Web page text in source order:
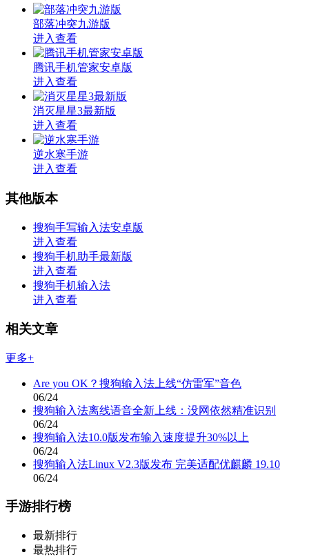
部落冲突九游版
进入查看
腾讯手机管家安卓版
进入查看
消灭星星3最新版
进入查看
逆水寒手游
进入查看
其他版本
搜狗手写输入法安卓版
进入查看
搜狗手机助手最新版
进入查看
搜狗手机输入法
进入查看
相关文章
更多+
Are you OK？搜狗输入法上线“仿雷军”音色
06/24
搜狗输入法离线语音全新上线：没网依然精准识别
06/24
搜狗输入法10.0版发布输入速度提升30%以上
06/24
搜狗输入法Linux V2.3版发布 完美适配优麒麟 19.10
06/24
手游排行榜
最新排行
最热排行